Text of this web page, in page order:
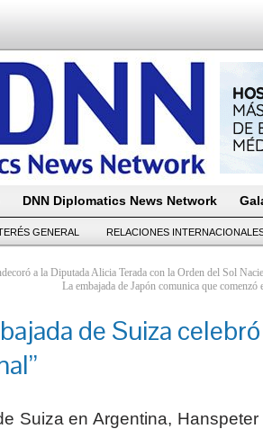
DNN Diplomatics News Network
GENERAL RELACIONES
a la Diputada Alicia Terada con la Orden del Sol
La embajada de Japón comunica que
de Suiza
Suiza en Argentina,